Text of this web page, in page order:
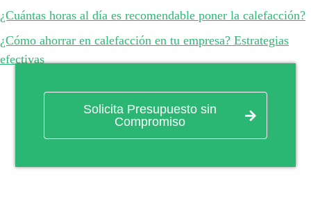
¿Cuántas horas al día es recomendable poner la calefacción?
¿Cómo ahorrar en calefacción en tu empresa? Estrategias
efectivas
Solicita Presupuesto sin
Compromiso